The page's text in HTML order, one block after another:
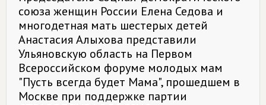
союза женщин России Елена Седова и
многодетная мать шестерых детей
Анастасия Алыхова представили
Ульяновскую область на Первом
Всероссийском форуме молодых мам
"Пусть всегда будет Мама", прошедшем в
Москве при поддержке партии